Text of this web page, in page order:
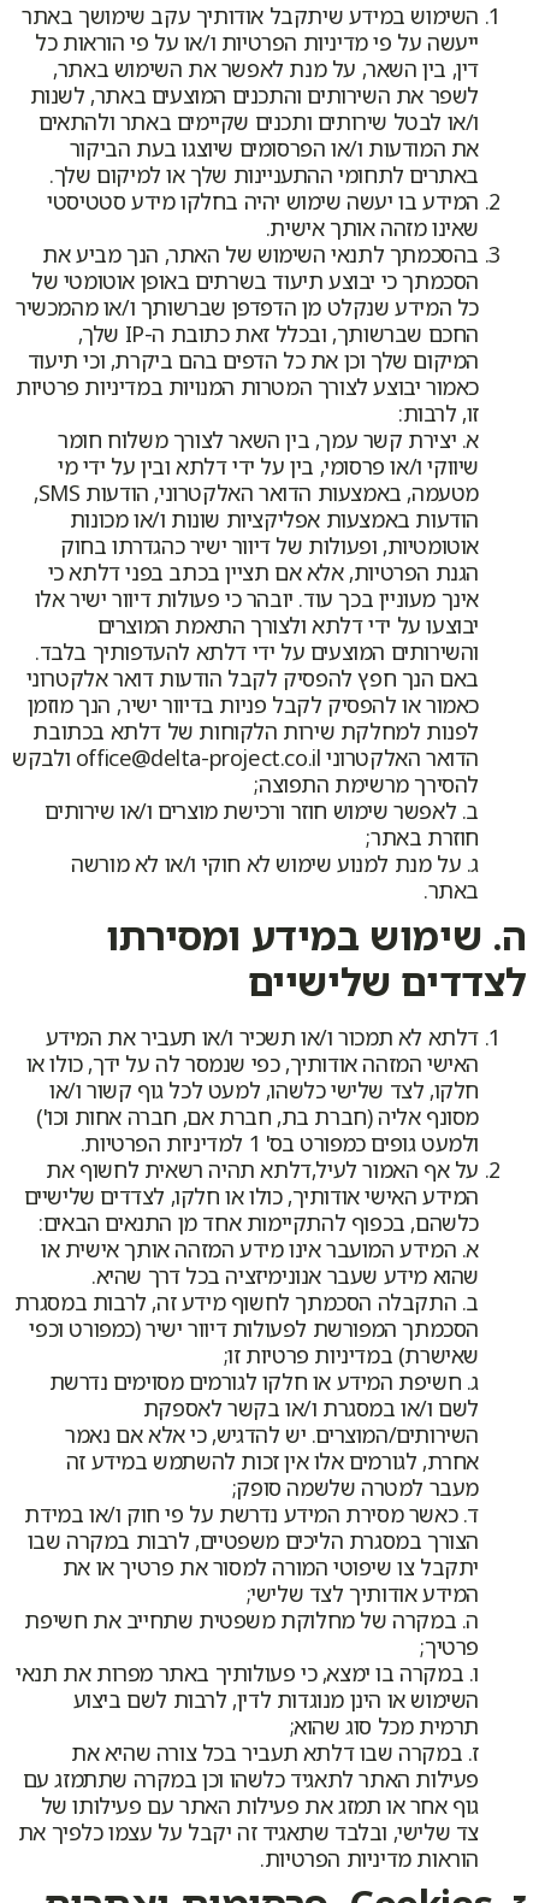
השימוש במידע שיתקבל אודותיך עקב שימושך באתר
ייעשה על פי מדיניות הפרטיות ו/או על פי הוראות כל
דין, בין השאר, על מנת לאפשר את השימוש באתר,
לשפר את השירותים והתכנים המוצעים באתר, לשנות
ו/או לבטל שירותים ותכנים שקיימים באתר ולהתאים
את המודעות ו/או הפרסומים שיוצגו בעת הביקור
באתרים לתחומי ההתעניינות שלך או למיקום שלך.
המידע בו יעשה שימוש יהיה בחלקו מידע סטטיסטי
שאינו מזהה אותך אישית.
בהסכמתך לתנאי השימוש של האתר, הנך מביע את
הסכמתך כי יבוצע תיעוד בשרתים באופן אוטומטי של
כל המידע שנקלט מן הדפדפן שברשותך ו/או מהמכשיר
החכם שברשותך, ובכלל זאת כתובת ה-IP שלך,
המיקום שלך וכן את כל הדפים בהם ביקרת, וכי תיעוד
כאמור יבוצע לצורך המטרות המנויות במדיניות פרטיות
זו, לרבות:
א. יצירת קשר עמך, בין השאר לצורך משלוח חומר
שיווקי ו/או פרסומי, בין על ידי דלתא ובין על ידי מי
מטעמה, באמצעות הדואר האלקטרוני, הודעות SMS,
הודעות באמצעות אפליקציות שונות ו/או מכונות
אוטומטיות, ופעולות של דיוור ישיר כהגדרתו בחוק
הגנת הפרטיות, אלא אם תציין בכתב בפני דלתא כי
אינך מעוניין בכך עוד. יובהר כי פעולות דיוור ישיר אלו
יבוצעו על ידי דלתא ולצורך התאמת המוצרים
והשירותים המוצעים על ידי דלתא להעדפותיך בלבד.
באם הנך חפץ להפסיק לקבל הודעות דואר אלקטרוני
כאמור או להפסיק לקבל פניות בדיוור ישיר, הנך מוזמן
לפנות למחלקת שירות הלקוחות של דלתא בכתובת
הדואר האלקטרוני office@delta-project.co.il ולבקש
להסירך מרשימת התפוצה;
ב. לאפשר שימוש חוזר ורכישת מוצרים ו/או שירותים
חוזרת באתר;
ג. על מנת למנוע שימוש לא חוקי ו/או לא מורשה
באתר.
ה. שימוש במידע ומסירתו
לצדדים שלישיים
דלתא לא תמכור ו/או תשכיר ו/או תעביר את המידע
האישי המזהה אודותיך, כפי שנמסר לה על ידך, כולו או
חלקו, לצד שלישי כלשהו, למעט לכל גוף קשור ו/או
מסונף אליה (חברת בת, חברת אם, חברה אחות וכו')
ולמעט גופים כמפורט בס' 1 למדיניות הפרטיות.
על אף האמור לעיל,דלתא תהיה רשאית לחשוף את
המידע האישי אודותיך, כולו או חלקו, לצדדים שלישיים
כלשהם, בכפוף להתקיימות אחד מן התנאים הבאים:
א. המידע המועבר אינו מידע המזהה אותך אישית או
שהוא מידע שעבר אנונימיזציה בכל דרך שהיא.
ב. התקבלה הסכמתך לחשוף מידע זה, לרבות במסגרת
הסכמתך המפורשת לפעולות דיוור ישיר (כמפורט וכפי
שאישרת) במדיניות פרטיות זו;
ג. חשיפת המידע או חלקו לגורמים מסוימים נדרשת
לשם ו/או במסגרת ו/או בקשר לאספקת
השירותים/המוצרים. יש להדגיש, כי אלא אם נאמר
אחרת, לגורמים אלו אין זכות להשתמש במידע זה
מעבר למטרה שלשמה סופק;
ד. כאשר מסירת המידע נדרשת על פי חוק ו/או במידת
הצורך במסגרת הליכים משפטיים, לרבות במקרה שבו
יתקבל צו שיפוטי המורה למסור את פרטיך או את
המידע אודותיך לצד שלישי;
ה. במקרה של מחלוקת משפטית שתחייב את חשיפת
פרטיך;
ו. במקרה בו ימצא, כי פעולותיך באתר מפרות את תנאי
השימוש או הינן מנוגדות לדין, לרבות לשם ביצוע
תרמית מכל סוג שהוא;
ז. במקרה שבו דלתא תעביר בכל צורה שהיא את
פעילות האתר לתאגיד כלשהו וכן במקרה שתתמזג עם
גוף אחר או תמזג את פעילות האתר עם פעילותו של
צד שלישי, ובלבד שתאגיד זה יקבל על עצמו כלפיך את
הוראות מדיניות הפרטיות.